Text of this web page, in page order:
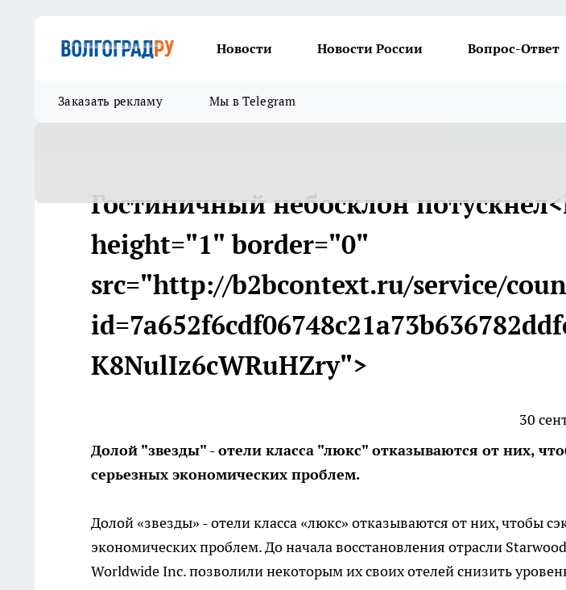
Новости Новости России Вопрос-Ответ
Заказать рекламу Мы в Telegram
Гостиничный небосклон
height="1" border="0"
src="http://b2bcontext.ru/service/
K8NulIz6cWRuHZry">
30
Долой "звезды" - отели класса "люкс" отказываются от них,
серьезных экономических проблем.
Долой «звезды» - отели класса «люкс» отказываются от них, чтобы
экономических проблем. До начала восстановления отрасли
Worldwide Inc. позволили некоторым их своих отелей снизить